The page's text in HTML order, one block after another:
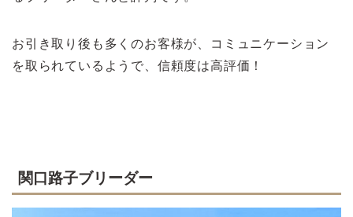
お引き取り後も多くのお客様が、コミュニケーション
を取られているようで、信頼度は高評価！
関口路子ブリーダー